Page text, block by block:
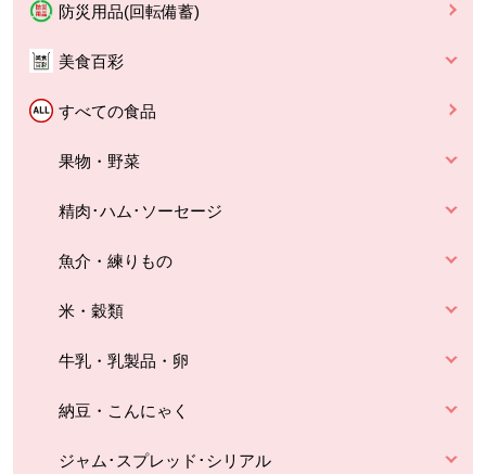
防災用品(回転備蓄)
美食百彩
すべての食品
果物・野菜
精肉･ハム･ソーセージ
魚介・練りもの
米・穀類
牛乳・乳製品・卵
納豆・こんにゃく
ジャム･スプレッド･シリアル